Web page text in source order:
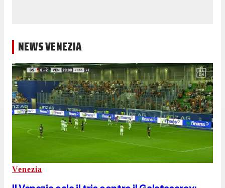
NEWS VENEZIA
Venezia